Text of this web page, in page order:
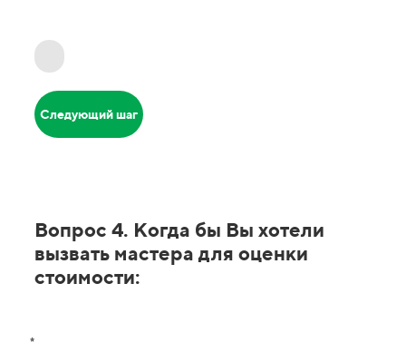
Следующий шаг
Вопрос 4. Когда бы Вы хотели
вызвать мастера для оценки
стоимости:
*